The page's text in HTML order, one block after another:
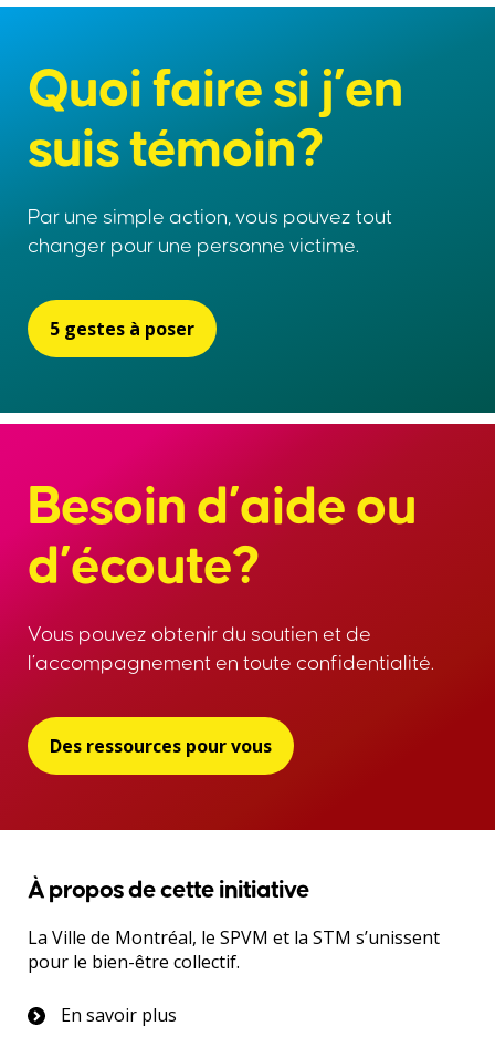
Quoi faire si j’en
suis témoin?
Par une simple action, vous pouvez tout
changer pour une personne victime.
5 gestes à poser
Besoin d’aide ou
d’écoute?
Vous pouvez obtenir du soutien et de
l’accompagnement en toute confidentialité.
Des ressources pour vous
À propos de cette initiative
La Ville de Montréal, le SPVM et la STM s’unissent
pour le bien-être collectif.
En savoir plus